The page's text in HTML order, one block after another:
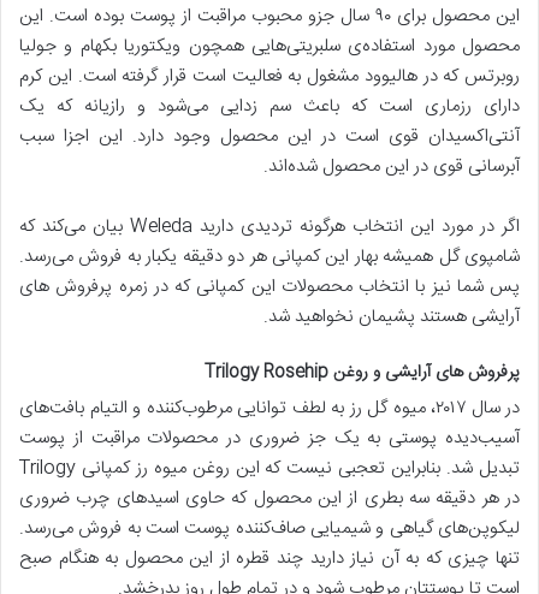
این محصول برای ۹۰ سال جزو محبوب مراقبت از پوست بوده است. این
محصول مورد استفاده‌ی سلبریتی‌هایی همچون ویکتوریا بکهام و جولیا
روبرتس که در هالیوود مشغول به فعالیت است قرار گرفته است. این کرم
دارای رزماری است که باعث سم زدایی می‌شود و رازیانه که یک
آنتی‌اکسیدان قوی است در این محصول وجود دارد. این اجزا سبب
آبرسانی قوی در این محصول شده‌اند.
اگر در مورد این انتخاب هرگونه تردیدی دارید Weleda بیان می‌کند که
شامپوی گل همیشه‌ بهار این کمپانی هر دو دقیقه یکبار به فروش می‌رسد.
پس شما نیز با انتخاب محصولات این کمپانی که در زمره پرفروش‌ های
آرایشی هستند پشیمان نخواهید شد.
پرفروش های آرایشی و روغن Trilogy Rosehip
در سال ۲۰۱۷، میوه گل رز به لطف توانایی مرطوب‌کننده و التیام بافت‌های
آسیب‌دیده پوستی به یک جز ضروری در محصولات مراقبت از پوست
تبدیل شد. بنابراین تعجبی نیست که این روغن میوه رز کمپانی Trilogy
در هر دقیقه سه بطری از این محصول که حاوی اسیدهای چرب ضروری
لیکوپن‌های گیاهی و شیمیایی صاف‌کننده پوست است به فروش می‌رسد.
تنها چیزی که به آن نیاز دارید چند قطره از این محصول به هنگام صبح